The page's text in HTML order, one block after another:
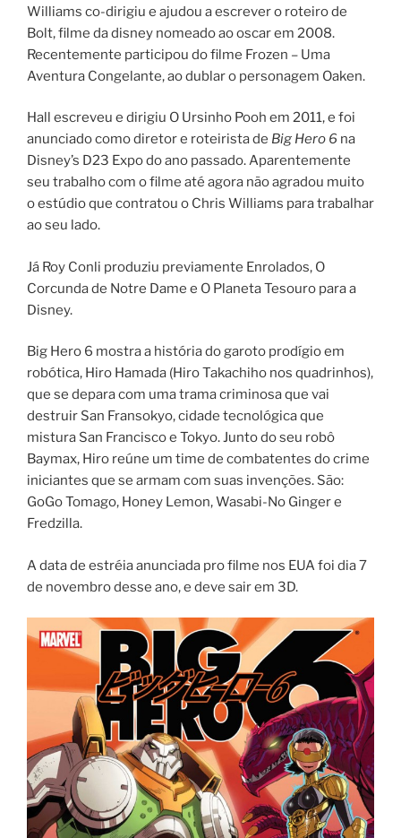
Williams co-dirigiu e ajudou a escrever o roteiro de
Bolt, filme da disney nomeado ao oscar em 2008.
Recentemente participou do filme Frozen – Uma
Aventura Congelante, ao dublar o personagem Oaken.
Hall escreveu e dirigiu O Ursinho Pooh em 2011, e foi
anunciado como diretor e roteirista de Big Hero 6 na
Disney’s D23 Expo do ano passado. Aparentemente
seu trabalho com o filme até agora não agradou muito
o estúdio que contratou o Chris Williams para trabalhar
ao seu lado.
Já Roy Conli produziu previamente Enrolados, O
Corcunda de Notre Dame e O Planeta Tesouro para a
Disney.
Big Hero 6 mostra a história do garoto prodígio em
robótica, Hiro Hamada (Hiro Takachiho nos quadrinhos),
que se depara com uma trama criminosa que vai
destruir San Fransokyo, cidade tecnológica que
mistura San Francisco e Tokyo. Junto do seu robô
Baymax, Hiro reúne um time de combatentes do crime
iniciantes que se armam com suas invenções. São:
GoGo Tomago, Honey Lemon, Wasabi-No Ginger e
Fredzilla.
A data de estréia anunciada pro filme nos EUA foi dia 7
de novembro desse ano, e deve sair em 3D.